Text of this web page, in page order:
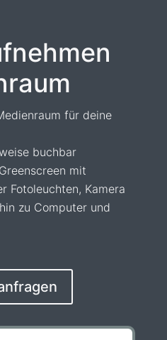
für deine
buchbar
mit
Fotoleuchten, Kamera
zu Computer und